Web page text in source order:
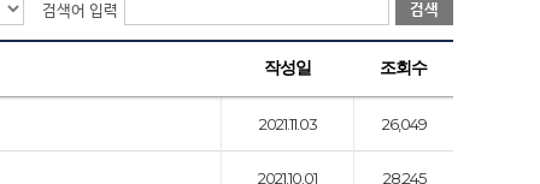
검색어 입력 검색
작성일 조회수
2021.11.03 26,049
2021.10.01 28,245